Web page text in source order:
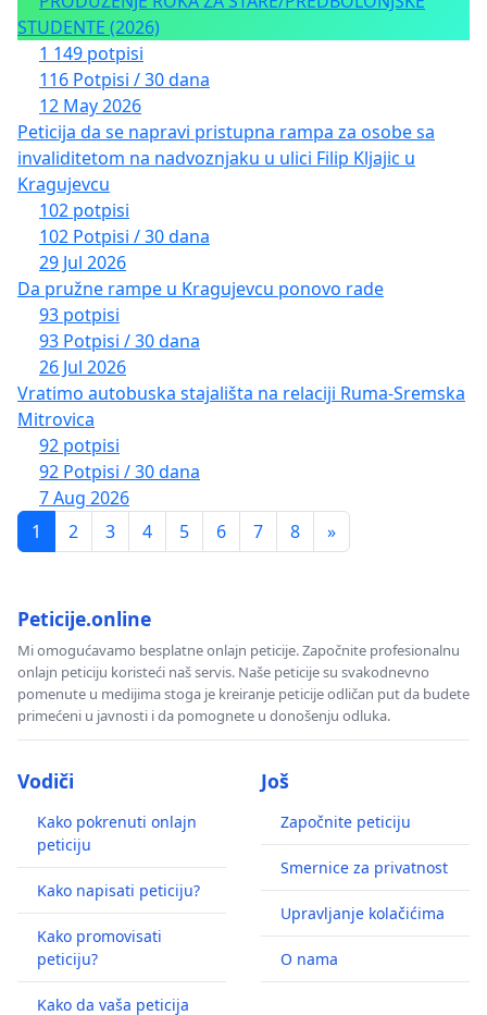
STUDENTE (2026)
1 149 potpisi
116 Potpisi / 30 dana
12 May 2026
Peticija da se napravi pristupna rampa za osobe sa
invaliditetom na nadvoznjaku u ulici Filip Kljajic u
Kragujevcu
102 potpisi
102 Potpisi / 30 dana
29 Jul 2026
Da pružne rampe u Kragujevcu ponovo rade
93 potpisi
93 Potpisi / 30 dana
26 Jul 2026
Vratimo autobuska stajališta na relaciji Ruma-Sremska
Mitrovica
92 potpisi
92 Potpisi / 30 dana
7 Aug 2026
1
2 3 4 5 6 7 8 »
Peticije.online
Mi omogućavamo besplatne onlajn peticije. Započnite profesionalnu
onlajn peticiju koristeći naš servis. Naše peticije su svakodnevno
pomenute u medijima stoga je kreiranje peticije odličan put da budete
primećeni u javnosti i da pomognete u donošenju odluka.
Vodiči
Kako pokrenuti onlajn
peticiju
Kako napisati peticiju?
Kako promovisati
peticiju?
Kako da vaša peticija
Još
Započnite peticiju
Smernice za privatnost
Upravljanje kolačićima
O nama